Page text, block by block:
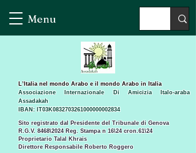
Menu
Sito registrato dal Presidente del Tribunale di Genova
R.G.V. 8468\2024 Reg. Stampa n 16\24 cron.61\24 ​
Proprietario Talal Khrais
Direttore Responsabile Roberto Roggero
L’Italia nel mondo Arabo e il mondo Arabo in Italia
Associazione Internazionale Di Amicizia Italo-araba
Assadakah
IBAN: IT03K0832703261000000002834